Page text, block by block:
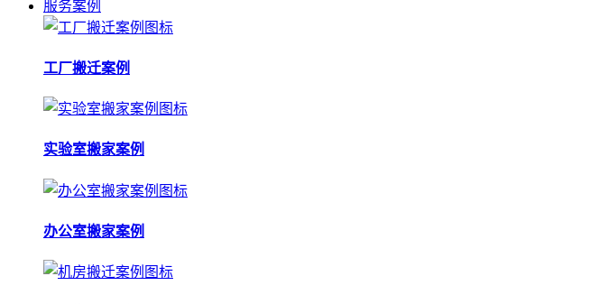
服务案例
工厂搬迁案例
实验室搬家案例
办公室搬家案例